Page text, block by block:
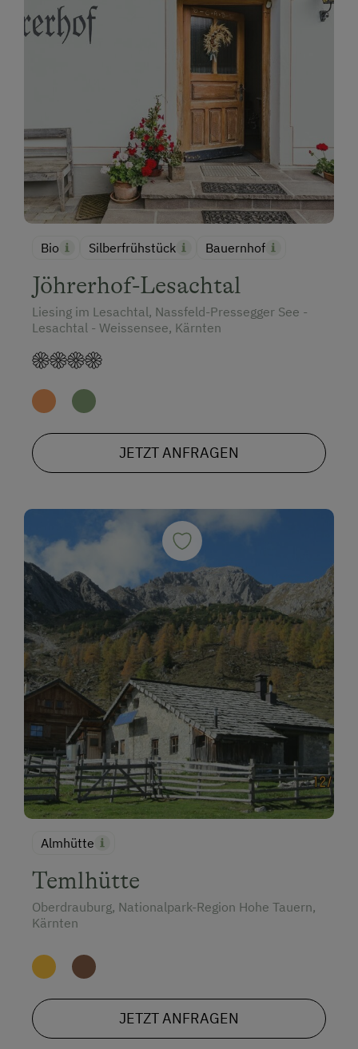
Bio Silberfrühstück Bauernhof
Jöhrerhof-Lesachtal
Liesing im Lesachtal, Nassfeld-Pressegger See -
Lesachtal - Weissensee, Kärnten
JETZT ANFRAGEN
Almhütte
Temlhütte
Oberdrauburg, Nationalpark-Region Hohe Tauern,
Kärnten
JETZT ANFRAGEN